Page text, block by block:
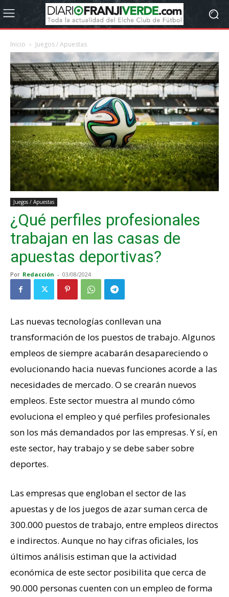
Inicio Juegos / Apuestas
Juegos / Apuestas
¿Qué perfiles profesionales
trabajan en las casas de
apuestas deportivas?
Por Redacción - 03/08/2024
Las nuevas tecnologías conllevan una
transformación de los puestos de trabajo. Algunos
empleos de siempre acabarán desapareciendo o
evolucionando hacia nuevas funciones acorde a las
necesidades de mercado. O se crearán nuevos
empleos. Este sector muestra al mundo cómo
evoluciona el empleo y qué perfiles profesionales
son los más demandados por las empresas. Y sí, en
este sector, hay trabajo y se debe saber sobre
deportes.
Las empresas que engloban el sector de las
apuestas y de los juegos de azar suman cerca de
300.000 puestos de trabajo, entre empleos directos
e indirectos. Aunque no hay cifras oficiales, los
últimos análisis estiman que la actividad
económica de este sector posibilita que cerca de
90.000 personas cuenten con un empleo de forma